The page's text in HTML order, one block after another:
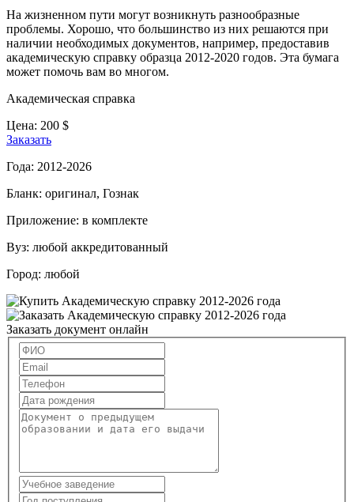
На жизненном пути могут возникнуть разнообразные
проблемы. Хорошо, что большинство из них решаются при
наличии необходимых документов, например, предоставив
академическую справку образца 2012-2020 годов. Эта бумага
может помочь вам во многом.
Академическая справка
Цена: 200 $
Заказать
Года: 2012-2026
Бланк: оригинал, Гознак
Приложение: в комплекте
Вуз: любой аккредитованный
Город: любой
Заказать документ онлайн